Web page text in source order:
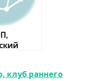
клуб раннего